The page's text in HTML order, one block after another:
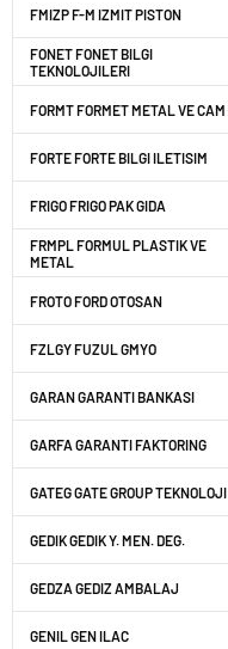
FMIZP F-M IZMIT PISTON
FONET FONET BILGI
TEKNOLOJILERI
FORMT FORMET METAL VE CAM
FORTE FORTE BILGI ILETISIM
FRIGO FRIGO PAK GIDA
FRMPL FORMUL PLASTIK VE
METAL
FROTO FORD OTOSAN
FZLGY FUZUL GMYO
GARAN GARANTI BANKASI
GARFA GARANTI FAKTORING
GATEG GATE GROUP TEKNOLOJI
GEDIK GEDIK Y. MEN. DEG.
GEDZA GEDIZ AMBALAJ
GENIL GEN ILAC